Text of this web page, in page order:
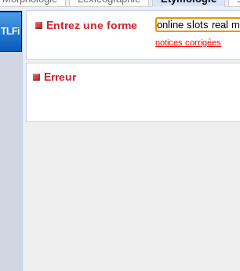
TLFi Entrez une forme
notices corrigées
Erreur